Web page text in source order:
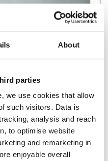
About
parties
we use cookies that allow
such visitors. Data is
analysis and reach
to optimise website
and remarketing in
enjoyable overall